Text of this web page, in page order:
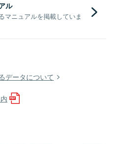
ル
マニュアルを掲載していま
データについて